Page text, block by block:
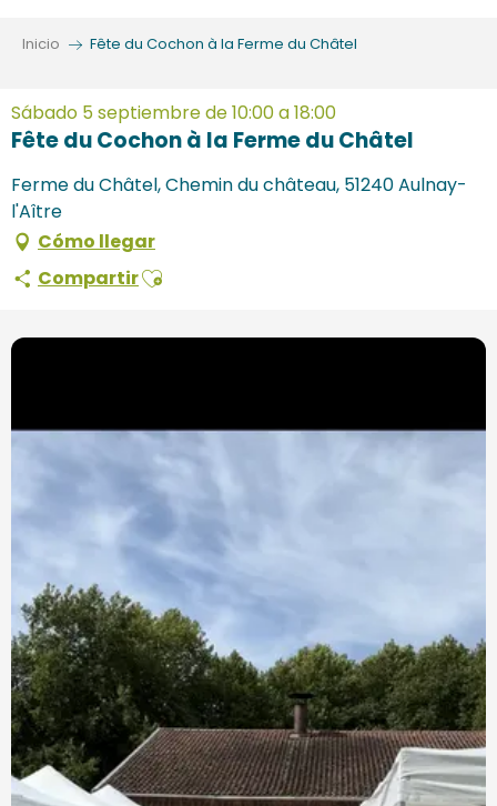
Inicio Fête du Cochon à la Ferme du Châtel
Sábado 5 septiembre de 10:00 a 18:00
Fête du Cochon à la Ferme du Châtel
Ferme du Châtel, Chemin du château, 51240 Aulnay-
l'Aître
Cómo llegar
CompartirAjouter aux favoris